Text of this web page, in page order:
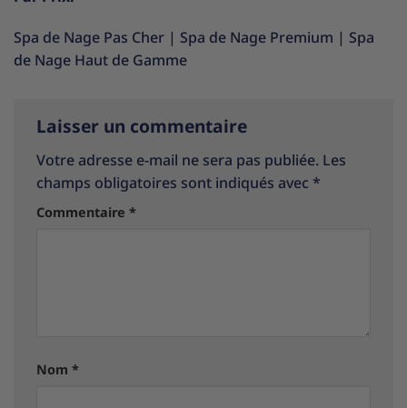
Spa de Nage Pas Cher | Spa de Nage Premium | Spa
de Nage Haut de Gamme
Laisser un commentaire
Votre adresse e-mail ne sera pas publiée. Les
champs obligatoires sont indiqués avec *
Commentaire *
Nom *